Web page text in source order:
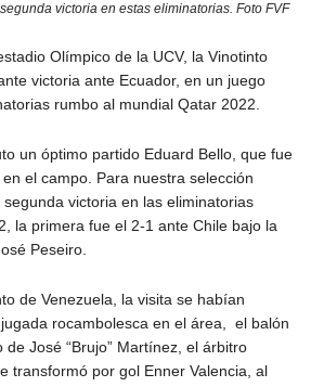
victoria en estas eliminatorias. Foto FVF
Olímpico de la UCV, la Vinotinto
victoria ante Ecuador, en un juego
rumbo al mundial Qatar 2022.
un óptimo partido Eduard Bello, que fue
el campo. Para nuestra selección
victoria en las eliminatorias
la primera fue el 2-1 ante Chile bajo la
Peseiro.
de Venezuela, la visita se habían
rocambolesca en el área, el balón
de José “Brujo” Martínez, el árbitro
transformó por gol Enner Valencia, al